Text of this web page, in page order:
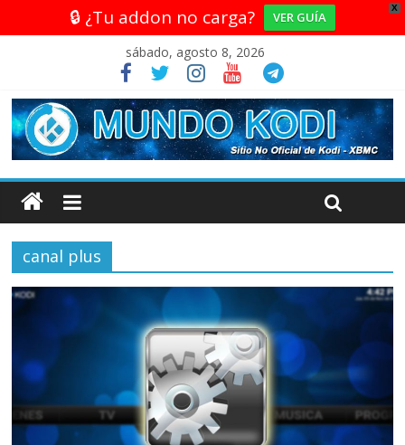
X
🔒 ¿Tu addon no carga? VER GUÍA
sábado, agosto 8, 2026
canal plus